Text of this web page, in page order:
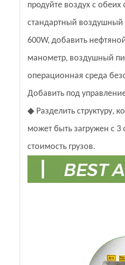
продуйте воздух с обеих
стандартный воздушный
600W, добавить
манометр, воздушный
операционная среда
Добавить под
◆ Разделить структуру,
может быть загружен с 3
стоимость грузов.